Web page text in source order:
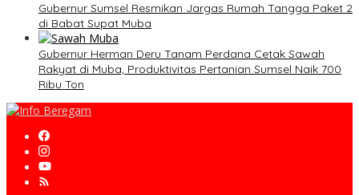
Gubernur Sumsel Resmikan Jargas Rumah Tangga Paket 2
di Babat Supat Muba
Gubernur Herman Deru Tanam Perdana Cetak Sawah
Rakyat di Muba, Produktivitas Pertanian Sumsel Naik 700
Ribu Ton